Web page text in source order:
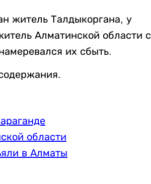
житель Талдыкоргана, у
Алматинской области с
их сбыть.
области
в Алматы